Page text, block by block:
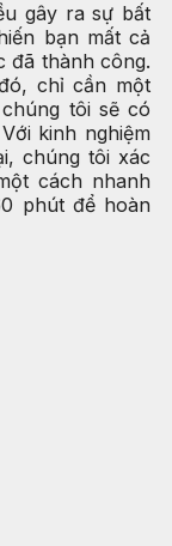
gây ra sự bất
bạn mất cả
đã thành công.
chỉ cần một
tôi sẽ có
kinh nghiệm
chúng tôi xác
cách nhanh
phút để hoàn